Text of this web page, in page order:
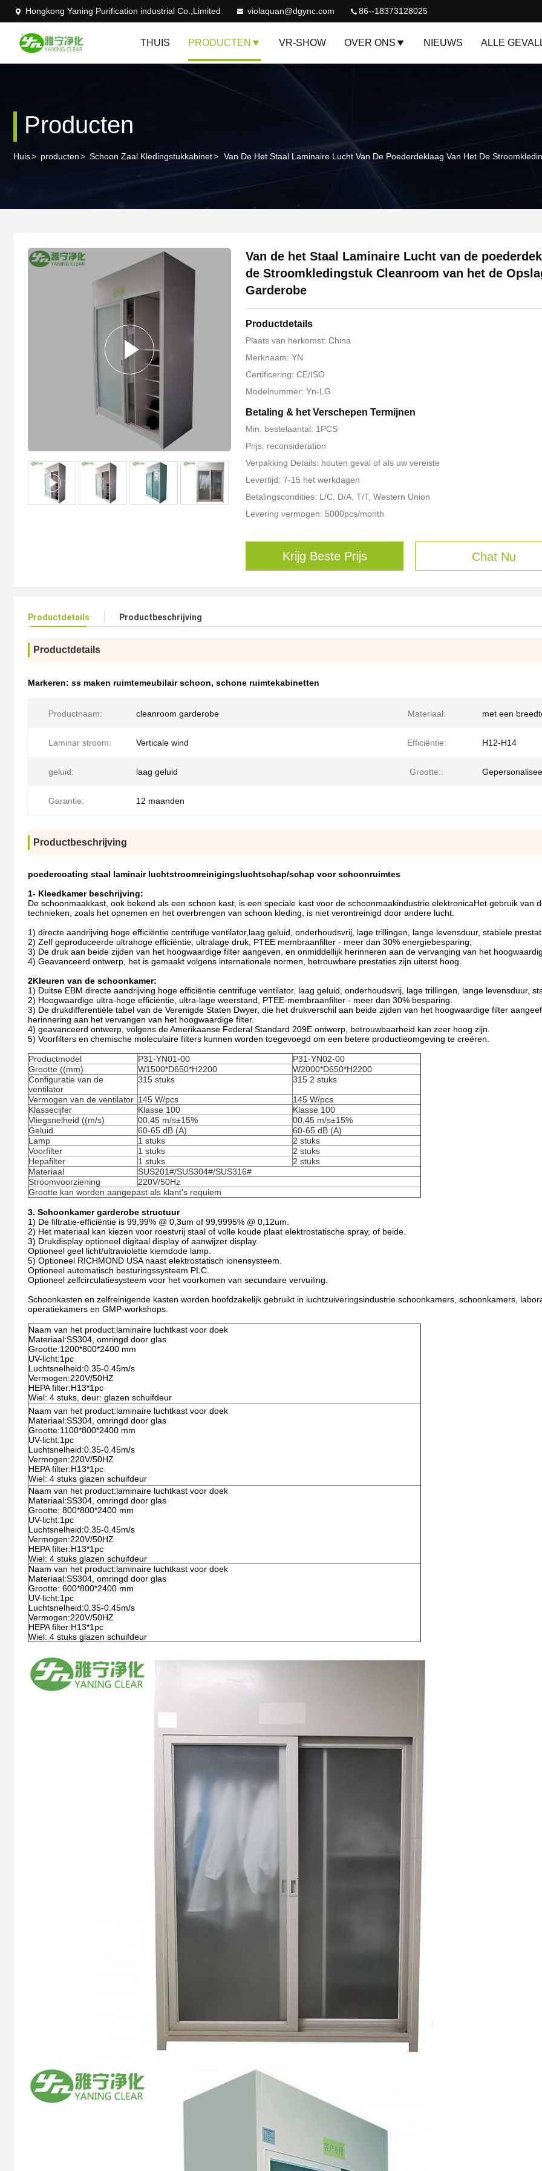
Hongkong Yaning Purification industrial Co.,Limited violaquan@dgync.com 86--18373128025
THUIS PRODUCTEN VR-SHOW OVER ONS NIEUWS ALLE
Producten
Huis> producten> Schoon Zaal Kledingstukkabinet> Van De Het Staal Laminaire Lucht Van De Poederdeklaag Van Het De
Van de het Staal Laminaire Lucht van de
de Stroomkledingstuk Cleanroom van het de
Garderobe
Productdetails
Plaats van herkomst: China
Merknaam: YN
Certificering: CE/ISO
Modelnummer: Yn-LG
Betaling & het Verschepen Termijnen
Min. bestelaantal: 1PCS
Prijs: reconsideration
Verpakking Details: houten geval of als uw vereiste
Levertijd: 7-15 het werkdagen
Betalingscondities: L/C, D/A, T/T, Western Union
Levering vermogen: 5000pcs/month
Krijg Beste Prijs Chat Nu
Productdetails Productbeschrijving
Productdetails
Markeren: ss maken ruimtemeubilair schoon, schone ruimtekabinetten
Productnaam: cleanroom garderobe Materiaal: met een
Laminar stroom: Verticale wind Efficiëntie: H12-H14
geluid: laag geluid Grootte::
Garantie: 12 maanden
Productbeschrijving
poedercoating staal laminair luchtstroomreinigingsluchtschap/schap voor schoonruimtes
1- Kleedkamer beschrijving:
De schoonmaakkast, ook bekend als een schoon kast, is een speciale kast voor de schoonmaakindustrie.elektronicaHet gebruik van
technieken, zoals het opnemen en het overbrengen van schoon kleding, is niet verontreinigd door andere lucht.
1) directe aandrijving hoge efficiëntie centrifuge ventilator,laag geluid, onderhoudsvrij, lage trillingen, lange levensduur, stabiele
2) Zelf geproduceerde ultrahoge efficiëntie, ultralage druk, PTEE membraanfilter - meer dan 30% energiebesparing;
3) De druk aan beide zijden van het hoogwaardige filter aangeven, en onmiddellijk herinneren aan de vervanging van het
4) Geavanceerd ontwerp, het is gemaakt volgens internationale normen, betrouwbare prestaties zijn uiterst hoog.
2Kleuren van de schoonkamer:
1) Duitse EBM directe aandrijving hoge efficiëntie centrifuge ventilator, laag geluid, onderhoudsvrij, lage trillingen, lange levensduur,
2) Hoogwaardige ultra-hoge efficiëntie, ultra-lage weerstand, PTEE-membraanfilter - meer dan 30% besparing.
3) De drukdifferentiële tabel van de Verenigde Staten Dwyer, die het drukverschil aan beide zijden van het hoogwaardige filter
herinnering aan het vervangen van het hoogwaardige filter.
4) geavanceerd ontwerp, volgens de Amerikaanse Federal Standard 209E ontwerp, betrouwbaarheid kan zeer hoog zijn.
5) Voorfilters en chemische moleculaire filters kunnen worden toegevoegd om een betere productieomgeving te creëren.
Productmodel P31-YN01-00
P31-YN02-00
Grootte ((mm)
W1500*D650*H2200
W2000*D650*H2200
Configuratie van de
ventilator
315 stuks 315 2 stuks
Vermogen van de ventilator 145 W/pcs
145 W/pcs
Klassecijfer
Klasse 100
Klasse 100
Vliegsnelheid ((m/s)
00,45 m/s±15%
00,45 m/s±15%
Geluid
60-65 dB (A)
60-65 dB (A)
Lamp
1 stuks
2 stuks
Voorfilter
1 stuks
2 stuks
Hepafilter
1 stuks
2 stuks
Materiaal
SUS201#/SUS304#/SUS316#
Stroomvoorziening
220V/50Hz
Grootte kan worden aangepast als klant's requiem
3. Schoonkamer garderobe structuur
1) De filtratie-efficiëntie is 99,99% @ 0,3um of 99,9995% @ 0,12um.
2) Het materiaal kan kiezen voor roestvrij staal of volle koude plaat elektrostatische spray, of beide.
3) Drukdisplay optioneel digitaal display of aanwijzer display.
Optioneel geel licht/ultraviolette kiemdode lamp.
5) Optioneel RICHMOND USA naast elektrostatisch ionensysteem.
Optioneel automatisch besturingssysteem PLC.
Optioneel zelfcirculatiesysteem voor het voorkomen van secundaire vervuiling.
Schoonkasten en zelfreinigende kasten worden hoofdzakelijk gebruikt in luchtzuiveringsindustrie schoonkamers, schoonkamers,
operatiekamers en GMP-workshops.
Naam van het product:laminaire luchtkast voor doek
Materiaal:SS304, omringd door glas
Grootte:1200*800*2400 mm
UV-licht:1pc
Luchtsnelheid:0.35-0.45m/s
Vermogen:220V/50HZ
HEPA filter:H13*1pc
Wiel: 4 stuks, deur: glazen schuifdeur
Naam van het product:laminaire luchtkast voor doek
Materiaal:SS304, omringd door glas
Grootte:1100*800*2400 mm
UV-licht:1pc
Luchtsnelheid:0.35-0.45m/s
Vermogen:220V/50HZ
HEPA filter:H13*1pc
Wiel: 4 stuks glazen schuifdeur
Naam van het product:laminaire luchtkast voor doek
Materiaal:SS304, omringd door glas
Grootte: 800*800*2400 mm
UV-licht:1pc
Luchtsnelheid:0.35-0.45m/s
Vermogen:220V/50HZ
HEPA filter:H13*1pc
Wiel: 4 stuks glazen schuifdeur
Naam van het product:laminaire luchtkast voor doek
Materiaal:SS304, omringd door glas
Grootte: 600*800*2400 mm
UV-licht:1pc
Luchtsnelheid:0.35-0.45m/s
Vermogen:220V/50HZ
HEPA filter:H13*1pc
Wiel: 4 stuks glazen schuifdeur